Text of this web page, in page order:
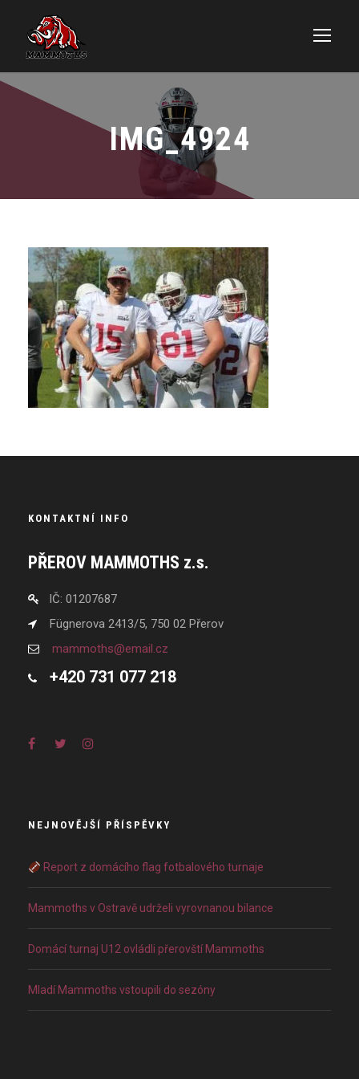
IMG_4924
KONTAKTNÍ INFO
PŘEROV MAMMOTHS z.s.
IČ: 01207687
Fügnerova 2413/5, 750 02 Přerov
mammoths@email.cz
+420 731 077 218
NEJNOVĚJŠÍ PŘÍSPĚVKY
Report z domácího flag fotbalového turnaje
Mammoths v Ostravě udrželi vyrovnanou bilance
Domácí turnaj U12 ovládli přerovští Mammoths
Mladí Mammoths vstoupili do sezóny